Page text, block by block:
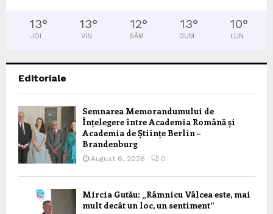
13°
JOI
13°
VIN
12°
SÂM
13°
DUM
10°
LUN
Editoriale
Semnarea Memorandumului de
Înțelegere între Academia Română și
Academia de Științe Berlin –
Brandenburg
August 6, 2026 0
Mircia Gutău: „Râmnicu Vâlcea este, mai
mult decât un loc, un sentiment”